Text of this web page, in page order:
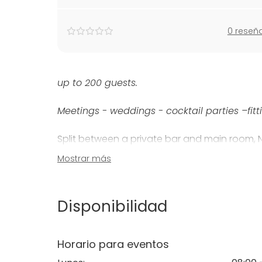
0
up to 200 guests.
Meetings - weddings - cocktail parties
Split between a private bar and main
and generous in size, it's a favourite for
night parties, thanks to its late license and
Mostrar más
Disponibilidad
Horario para eventos